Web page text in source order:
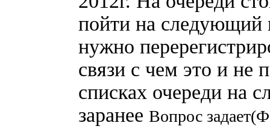
пойти на
нужно
связи с чем это и не
списках очереди на
заранее Вопрос